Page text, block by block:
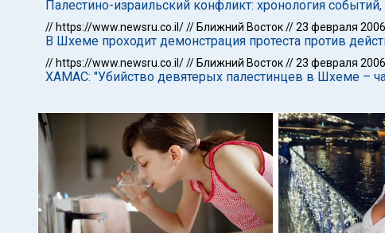
Палестино-израильский конфликт: хронология
// https://www.newsru.co.il/// Ближний Восток//23 февраля 2006
В Шхеме проходит демонстрация протеста против
// https://www.newsru.co.il/// Ближний Восток//23 февраля 2006
ХАМАС: "Убийство девятерых палестинцев в Шхеме –